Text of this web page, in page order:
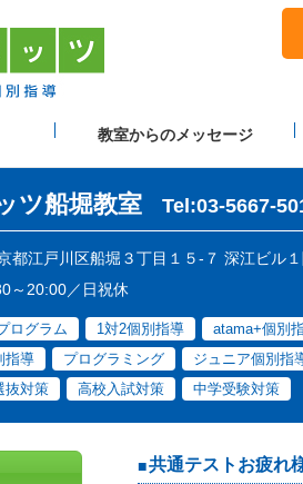
教室からのメッセージ
ツ船堀教室 Tel:03-5667-
都江戸川区船堀３丁目１５-７ 深江ビル
～20:00／日祝休
ログラム 1対2個別指導 atama+個別
指導
プログラミング ジュニア個別指
抜対策
高校入試対策 中学受験対策
共通テストお疲れ